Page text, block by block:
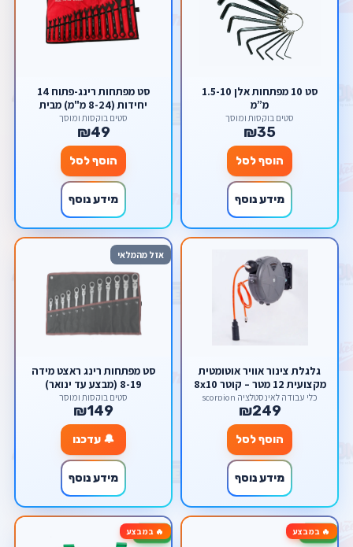
סט 10 מפתחות אלן 1.5-10
מ”מ
סטים בוקסות ומוסך
₪35
הוסף לסל
מידע נוסף
סט מפתחות רינג-פתוח 14
יחידות (8-24 מ"מ) מבית
Scorpion – בנרתיק גלילה
מקצועי
סטים בוקסות ומוסך
₪49
הוסף לסל
מידע נוסף
גלגלת צינור אוויר אוטומטית
מקצועית 12 מטר – קוטר 8x10
מ"מ, כולל מתקן תלייה 180
scorpion
כלי עבודה לאינסטלציה scorpion
₪249
הוסף לסל
מידע נוסף
אזל מהמלאי
סט מפתחות רינג ראצט מידה
8-19 (מבצע עד ינואר)
סטים בוקסות ומוסך
₪149
🔔 עדכנו
מידע נוסף
🔥 במבצע-25% 🔥 במבצע-17%